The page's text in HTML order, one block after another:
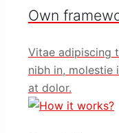
Own
Vitae adipiscing
nibh in, molestie
at dolor.